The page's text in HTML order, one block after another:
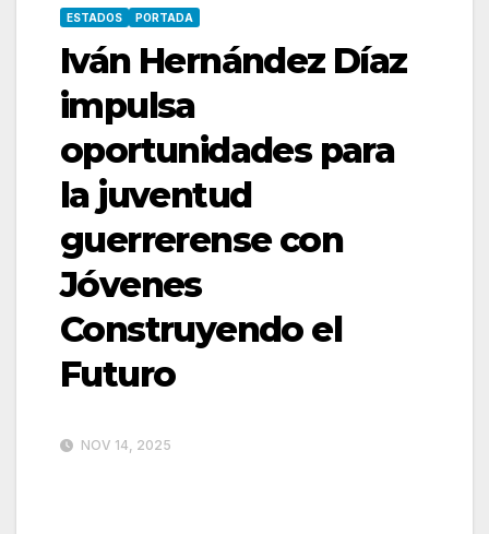
ESTADOS PORTADA
Iván Hernández Díaz
impulsa
oportunidades para
la juventud
guerrerense con
Jóvenes
Construyendo el
Futuro
NOV 14, 2025